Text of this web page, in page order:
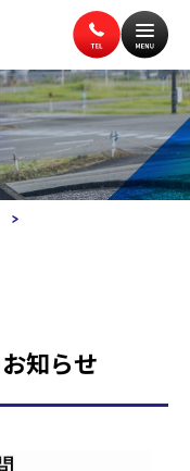
入校案内
よくある質問
知らせ